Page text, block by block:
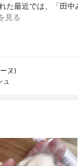
た最近では、「田
見る
ヌ)
ュ